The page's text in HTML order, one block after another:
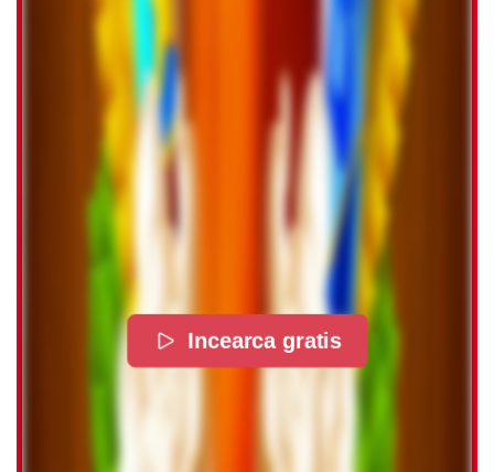
Incearca gratis